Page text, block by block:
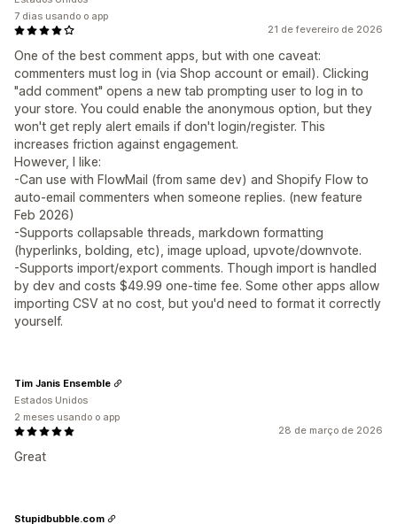
21 de fevereiro de 2026
One of the best comment apps, but with one caveat:
commenters must log in (via Shop account or email). Clicking
"add comment" opens a new tab prompting user to log in to
your store. You could enable the anonymous option, but they
won't get reply alert emails if don't login/register. This
increases friction against engagement.
However, I like:
-Can use with FlowMail (from same dev) and Shopify Flow to
auto-email commenters when someone replies. (new feature
Feb 2026)
-Supports collapsable threads, markdown formatting
(hyperlinks, bolding, etc), image upload, upvote/downvote.
-Supports import/export comments. Though import is handled
by dev and costs $49.99 one-time fee. Some other apps allow
importing CSV at no cost, but you'd need to format it correctly
yourself.
7 dias usando o app
28 de março de 2026
Great
Tim Janis Ensemble
Estados Unidos
2 meses usando o app
Stupidbubble.com